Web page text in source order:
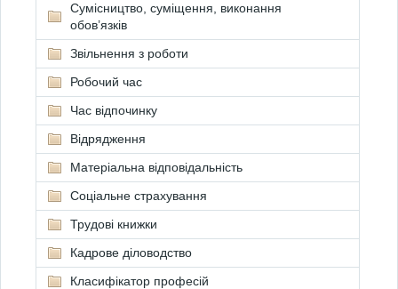
Сумісництво, суміщення, виконання
обов’язків
Звільнення з роботи
Робочий час
Час відпочинку
Відрядження
Матеріальна відповідальність
Соціальне страхування
Трудові книжки
Кадрове діловодство
Класифікатор професій